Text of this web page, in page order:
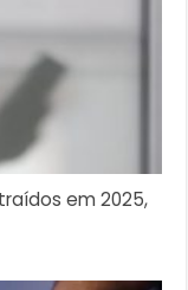
em 2025,